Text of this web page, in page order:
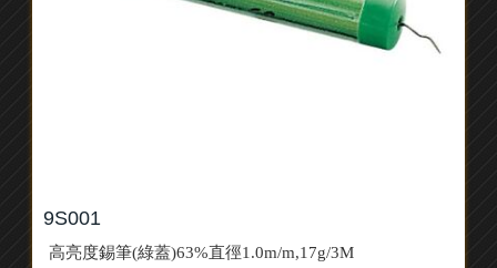
9S001
高亮度錫筆(綠蓋)63%直徑1.0m/m,17g/3M